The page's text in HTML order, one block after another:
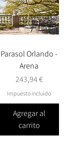
Parasol Orlando -
Arena
Precio
243,94 €
Impuesto incluido
Agregar al
carrito